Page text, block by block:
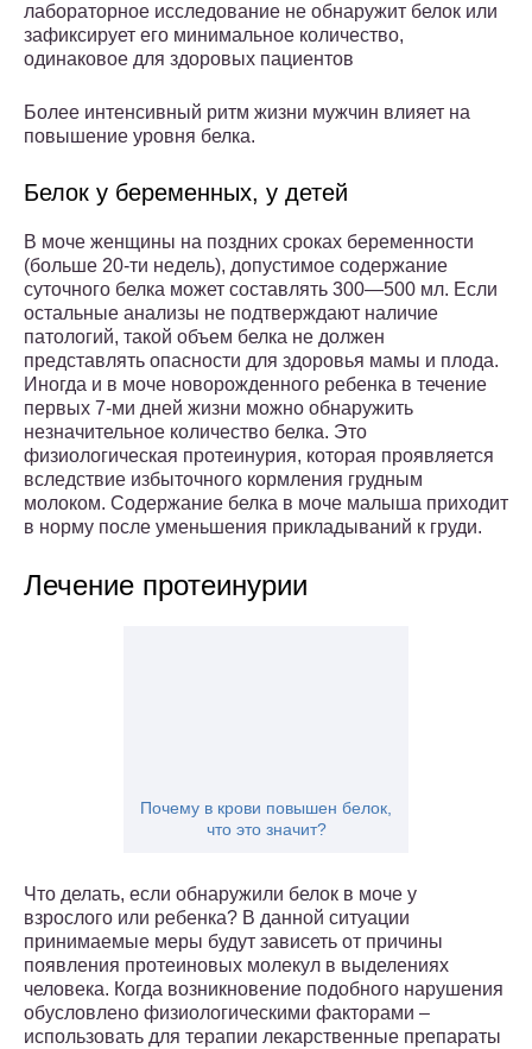
лабораторное исследование не обнаружит белок или
зафиксирует его минимальное количество,
одинаковое для здоровых пациентов
Более интенсивный ритм жизни мужчин влияет на
повышение уровня белка.
Белок у беременных, у детей
В моче женщины на поздних сроках беременности
(больше 20-ти недель), допустимое содержание
суточного белка может составлять 300—500 мл. Если
остальные анализы не подтверждают наличие
патологий, такой объем белка не должен
представлять опасности для здоровья мамы и плода.
Иногда и в моче новорожденного ребенка в течение
первых 7-ми дней жизни можно обнаружить
незначительное количество белка. Это
физиологическая протеинурия, которая проявляется
вследствие избыточного кормления грудным
молоком. Содержание белка в моче малыша приходит
в норму после уменьшения прикладываний к груди.
Лечение протеинурии
Почему в крови повышен белок,
что это значит?
Что делать, если обнаружили белок в моче у
взрослого или ребенка? В данной ситуации
принимаемые меры будут зависеть от причины
появления протеиновых молекул в выделениях
человека. Когда возникновение подобного нарушения
обусловлено физиологическими факторами –
использовать для терапии лекарственные препараты